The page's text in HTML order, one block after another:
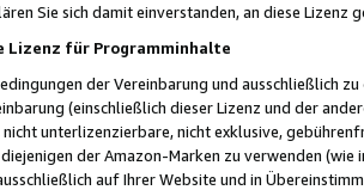
Sie sich damit einverstanden, an diese Lizenz
Lizenz für Programminhalte
der Vereinbarung und ausschließlich
(einschließlich dieser Lizenz und der
unterlizenzierbare, nicht exklusive,
der Amazon-Marken zu verwenden
auf Ihrer Website und in